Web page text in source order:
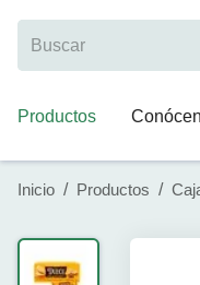
Productos
Inicio / Productos /